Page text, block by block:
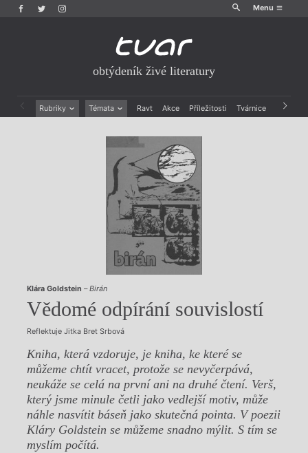
Menu
obtýdeník živé literatury
Rubriky Témata Ravt Akce Příležitosti Tvárnice Archiv
Klára Goldstein –Birán
Vědomé odpírání souvislostí
Reflektuje Jitka Bret Srbová
Kniha, která vzdoruje, je kniha, ke které se
můžeme chtít vracet, protože se nevyčerpává,
neukáže se celá na první ani na druhé čtení. Verš,
který jsme minule četli jako vedlejší motiv, může
náhle nasvítit báseň jako skutečná pointa. V poezii
Kláry Goldstein se můžeme snadno mýlit. S tím se
myslím počítá.